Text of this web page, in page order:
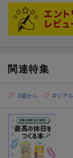
関連特集
3歳から #リアル